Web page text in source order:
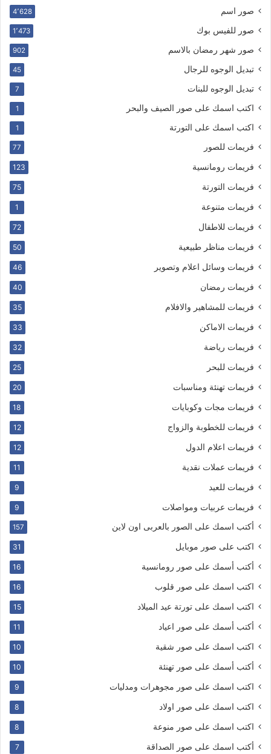
صور اسم 4٬628
صور للفيس بوك 1٬473
صور شهر رمضان بالاسم 902
تبديل الوجوه للرجال 45
تبديل الوجوه للبنات 7
اكتب اسمك على صور الصيف والبحر 1
اكتب اسمك على التورتة 1
فريمات للصور 77
فريمات رومانسية 123
فريمات التورتة 75
فريمات متنوعة 1
فريمات للاطفال 72
فريمات مناظر طبيعية 50
فريمات وسائل اعلام وتصوير 46
فريمات رمضان 40
فريمات للمشاهير والافلام 35
فريمات الاماكن 33
فريمات رياضة 32
فريمات للبحر 25
فريمات تهنئة ومناسبات 20
فريمات مجات وكوبايات 18
فريمات للخطوبة والزواج 12
فريمات اعلام الدول 12
فريمات عملات نقدية 11
فريمات للعيد 9
فريمات عربيات ومواصلات 9
أكتب اسمك على الصور بالعربى اون لاين 157
اكتب على صور موبايل 31
أكتب أسمك على صور رومانسية 16
اكتب اسمك على صور قلوب 16
اكتب اسمك على تورتة عيد الميلاد 15
أكتب أسمك على صور اعياد 11
اكتب اسمك على صور شقية 10
أكتب أسمك على صور تهنئة 10
اكتب اسمك على صور مجوهرات ومدليات 9
اكتب اسمك على صور اولاد 8
اكتب اسمك على صور منوعة 8
أكتب اسمك على صور الصداقة 7